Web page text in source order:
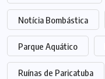
Notícia Bombástica
Parque Aquático
Ruínas de Paricatuba